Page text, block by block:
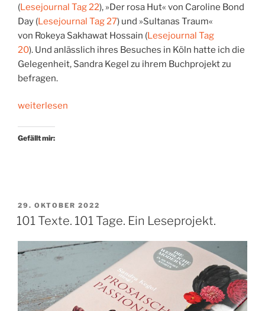
(Lesejournal Tag 22), »Der rosa Hut« von Caroline Bond
Day (Lesejournal Tag 27) und »Sultanas Traum«
von Rokeya Sakhawat Hossain (Lesejournal Tag
20). Und anlässlich ihres Besuches in Köln hatte ich die
Gelegenheit, Sandra Kegel zu ihrem Buchprojekt zu
befragen.
„»Ihr
nicht
mit
Sandra
über
Literatur
der
weiblichen
weiterlesen
Gefällt mir:
VERÖFFENTLICHT
AM
29. OKTOBER 2022
101 Texte. 101 Tage. Ein Leseprojekt.